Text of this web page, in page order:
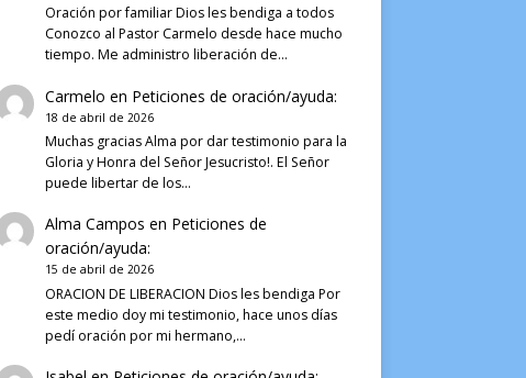
Oración por familiar Dios les bendiga a todos
Conozco al Pastor Carmelo desde hace mucho
tiempo. Me administro liberación de…
Carmelo en Peticiones de oración/ayuda:
18 de abril de 2026
Muchas gracias Alma por dar testimonio para la
Gloria y Honra del Señor Jesucristo!. El Señor
puede libertar de los…
Alma Campos en Peticiones de
oración/ayuda:
15 de abril de 2026
ORACION DE LIBERACION Dios les bendiga Por
este medio doy mi testimonio, hace unos días
pedí oración por mi hermano,…